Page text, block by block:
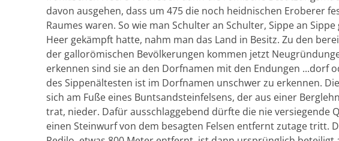
davon ausgehen, dass um 475 die noch heidnischen Eroberer
Raumes waren. So wie man Schulter an Schulter, Sippe an
Heer gekämpft hatte, nahm man das Land in Besitz. Zu den
der gallorömischen Bevölkerungen kommen jetzt
erkennen sind sie an den Dorfnamen mit den Endungen ...dorf
des Sippenältesten ist im Dorfnamen unschwer zu erkennen.
sich am Fuße eines Buntsandsteinfelsens, der aus einer
trat, nieder. Dafür ausschlaggebend dürfte die nie versiegende
einen Steinwurf von dem besagten Felsen entfernt zutage tritt.